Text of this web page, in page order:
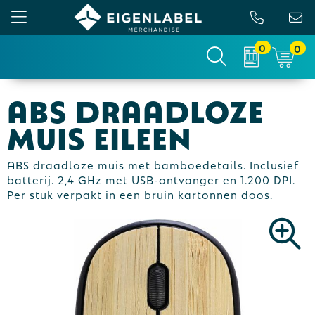
Gezichtsmaskers en mondkapjes
Werkkleding
Sportkleding & Teamwear
T-Shirts
Relatiepakketten
Tassen
Anti-stress
Bidons en Sportflessen
Feestartikelen
Huis, Tuin en Keuken
Custom made picknickkleed
Custom made sokken
Sportkratten & bidons
Custom-made paraplu
Custom-made onderzetters
Custom-made feestartikelen
Custom-made riemen
Binnenreclame
Buitenreclame
Vlaggen
Beurs & Presentatie
0 0
ABS draadloze
muis Eileen
ABS draadloze muis met bamboedetails. Inclusief
batterij. 2,4 GHz met USB-ontvanger en 1.200 DPI.
Per stuk verpakt in een bruin kartonnen doos.